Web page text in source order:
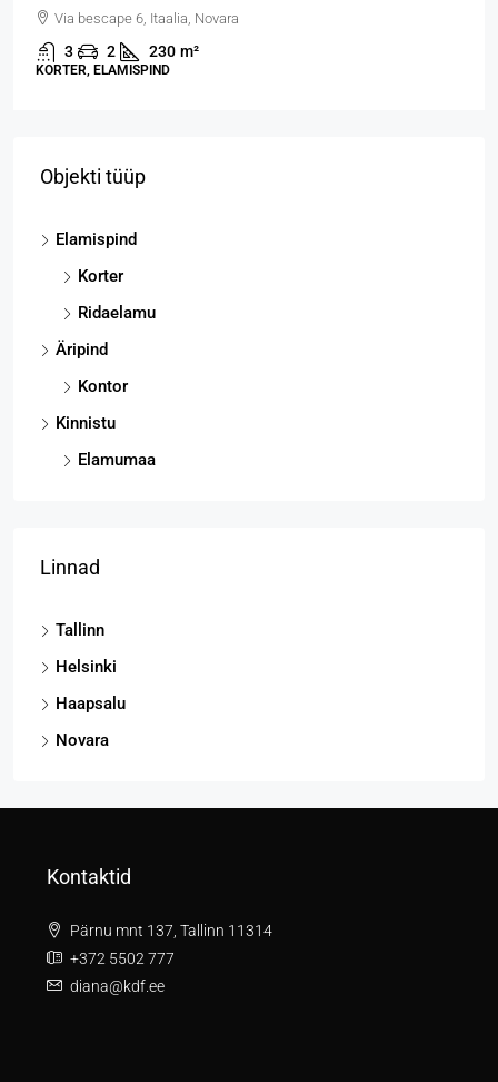
Via bescape 6, Itaalia, Novara
3 2 230 m²
KORTER, ELAMISPIND
Objekti tüüp
Elamispind
Korter
Ridaelamu
Äripind
Kontor
Kinnistu
Elamumaa
Linnad
Tallinn
Helsinki
Haapsalu
Novara
Kontaktid
Pärnu mnt 137, Tallinn 11314
+372 5502 777
diana@kdf.ee